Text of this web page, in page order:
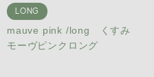
LONG
mauve pink /long くすみ
モーヴピンクロング